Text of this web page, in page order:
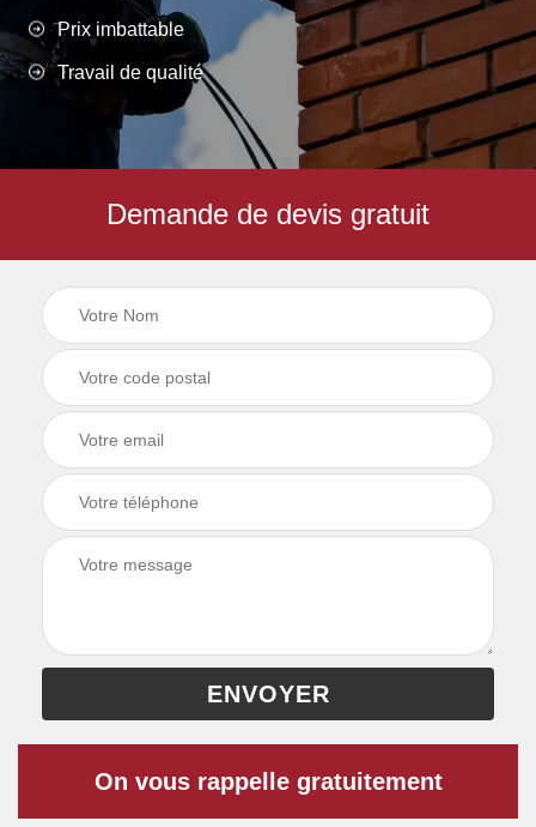
Prix imbattable
Travail de qualité
Demande de devis gratuit
On vous rappelle gratuitement